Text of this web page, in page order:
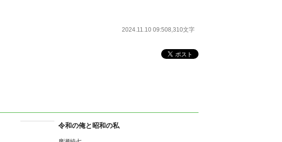
2024.11.10 09:508,310文字
令和の俺と昭和の私